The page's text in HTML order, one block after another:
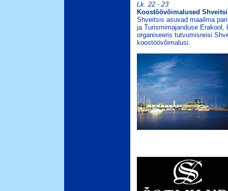
Lk. 22 - 23
Koostöövõimalused
Shveitsis asuvad maailma
ja Turismimajanduse Erakool,
organiseeris tutvumisreisi
koostöövõimalusi.